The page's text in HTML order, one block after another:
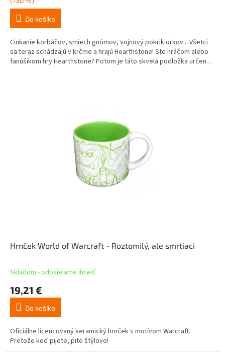
Do košíka
Cinkanie korbáčov, smiech gnómov, vojnový pokrik orkov... Všetci
sa teraz schádzajú v krčme a hrajú Hearthstone! Ste hráčom alebo
fanúšikom hry Hearthstone? Potom je táto skvelá podložka určená
Hrnček World of Warcraft - Roztomilý, ale smrtiaci
Skladom - odosielame ihneď
19,21 €
Do košíka
Oficiálne licencovaný keramický hrnček s motívom Warcraft.
Pretože keď pijete, pite štýlovo!